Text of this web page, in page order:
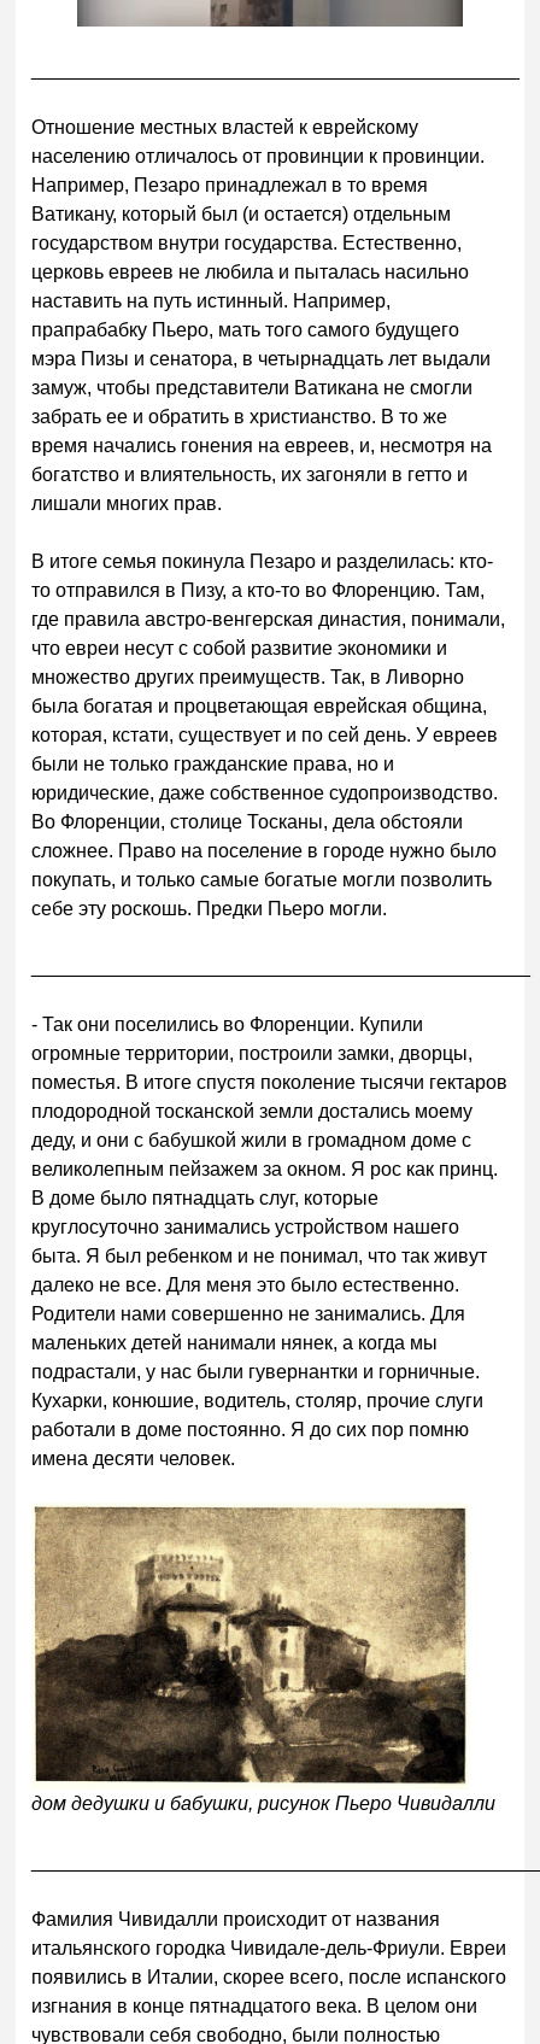
Отношение местных властей к еврейскому
населению отличалось от провинции к провинции.
Например, Пезаро принадлежал в то время
Ватикану, который был (и остается) отдельным
государством внутри государства. Естественно,
церковь евреев не любила и пыталась насильно
наставить на путь истинный. Например,
прапрабабку Пьеро, мать того самого будущего
мэра Пизы и сенатора, в четырнадцать лет выдали
замуж, чтобы представители Ватикана не смогли
забрать ее и обратить в христианство. В то же
время начались гонения на евреев, и, несмотря на
богатство и влиятельность, их загоняли в гетто и
лишали многих прав.
В итоге семья покинула Пезаро и разделилась: кто-
то отправился в Пизу, а кто-то во Флоренцию. Там,
где правила австро-венгерская династия, понимали,
что евреи несут с собой развитие экономики и
множество других преимуществ. Так, в Ливорно
была богатая и процветающая еврейская община,
которая, кстати, существует и по сей день. У евреев
были не только гражданские права, но и
юридические, даже собственное судопроизводство.
Во Флоренции, столице Тосканы, дела обстояли
сложнее. Право на поселение в городе нужно было
покупать, и только самые богатые могли позволить
себе эту роскошь. Предки Пьеро могли.
- Так они поселились во Флоренции. Купили
огромные территории, построили замки, дворцы,
поместья. В итоге спустя поколение тысячи гектаров
плодородной тосканской земли достались моему
деду, и они с бабушкой жили в громадном доме с
великолепным пейзажем за окном. Я рос как принц.
В доме было пятнадцать слуг, которые
круглосуточно занимались устройством нашего
быта. Я был ребенком и не понимал, что так живут
далеко не все. Для меня это было естественно.
Родители нами совершенно не занимались. Для
маленьких детей нанимали нянек, а когда мы
подрастали, у нас были гувернантки и горничные.
Кухарки, конюшие, водитель, столяр, прочие слуги
работали в доме постоянно. Я до сих пор помню
имена десяти человек.
дом дедушки и бабушки, рисунок Пьеро Чивидалли
Фамилия Чивидалли происходит от названия
итальянского городка Чивидале-дель-Фриули. Евреи
появились в Италии, скорее всего, после испанского
изгнания в конце пятнадцатого века. В целом они
чувствовали себя свободно, были полностью